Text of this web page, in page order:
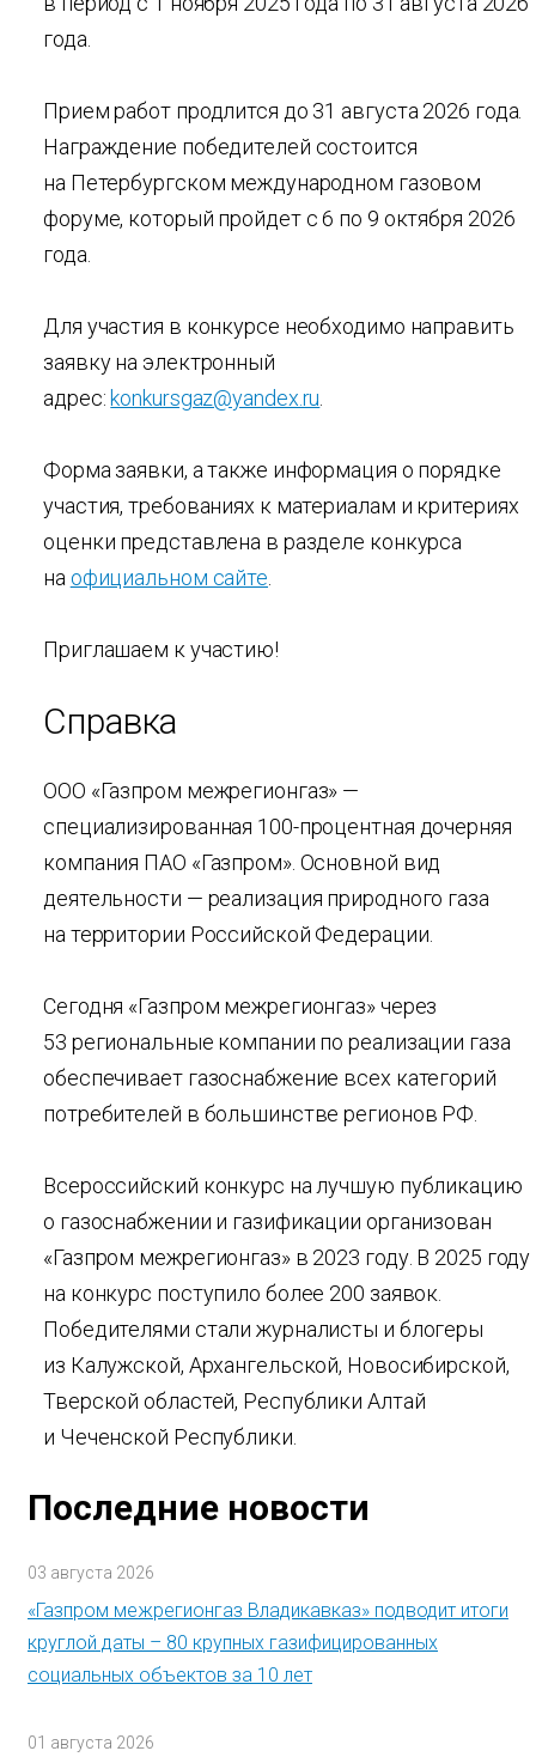
года.
Прием работ продлится до 31 августа 2026 года.
Награждение победителей состоится
на Петербургском международном газовом
форуме, который пройдет с 6 по 9 октября 2026
года.
Для участия в конкурсе необходимо направить
заявку на электронный
адрес:konkursgaz@yandex.ru
Форма заявки, а также информация о порядке
участия, требованиях к материалам и критериях
оценки представлена в разделе конкурса
на официальном сайте
Приглашаем к участию!
Справка
ООО «Газпром межрегионгаз» —
специализированная 100-процентная дочерняя
компания ПАО «Газпром». Основной вид
деятельности — реализация природного газа
на территории Российской Федерации.
Сегодня «Газпром межрегионгаз» через
53 региональные компании по реализации газа
обеспечивает газоснабжение всех категорий
потребителей в большинстве регионов РФ.
Всероссийский конкурс на лучшую публикацию
о газоснабжении и газификации организован
«Газпром межрегионгаз» в 2023 году. В 2025 году
на конкурс поступило более 200 заявок.
Победителями стали журналисты и блогеры
из Калужской, Архангельской, Новосибирской,
Тверской областей, Республики Алтай
и Чеченской Республики.
Последние новости
03 августа 2026
«Газпром межрегионгаз Владикавказ» подводит итоги
круглой даты – 80 крупных газифицированных
социальных объектов за 10 лет
01 августа 2026